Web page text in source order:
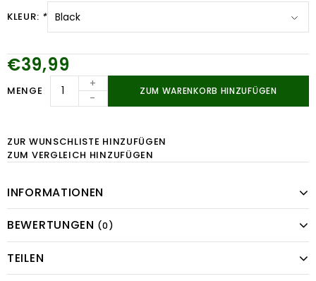
KLEUR: *
€39,99
MENGE
+
-
ZUM WARENKORB HINZUFÜGEN
ZUR WUNSCHLISTE HINZUFÜGEN
ZUM VERGLEICH HINZUFÜGEN
INFORMATIONEN
BEWERTUNGEN (0)
TEILEN